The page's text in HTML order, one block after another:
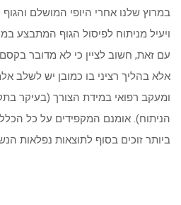
במרוץ שלנו אחרי היופי המושלם
ויעיל מניתוח לפיסול הגוף המתבצע
עם זאת, חשוב לציין כי לא מדובר
אלא בהליך רציני בו כמובן יש לשלב
ומעקב רפואי במידת הצורך (בעיקר
הניתוח). אומנם המקפידים על כל
ביותר זוכים בסוף לתוצאות נפלאות